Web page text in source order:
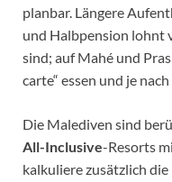
planbar. Längere
und Halbpension lohnt
sind; auf Mahé und
carte“ essen und je
Die Malediven sind
All-Inclusive-Resorts
kalkuliere zusätzlich